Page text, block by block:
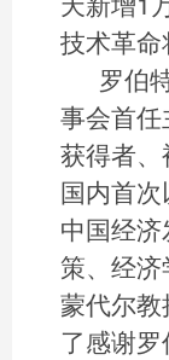
技术革命
罗伯
事会首
获得者、
国内首
中国经
策、经
蒙代尔
了感谢